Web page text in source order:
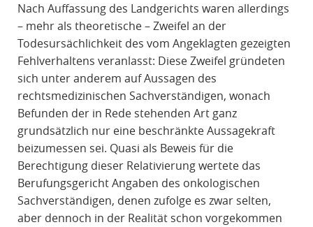
Nach Auffassung des Landgerichts waren allerdings
– mehr als theoretische – Zweifel an der
Todesursächlichkeit des vom Angeklagten gezeigten
Fehlverhaltens veranlasst: Diese Zweifel gründeten
sich unter anderem auf Aussagen des
rechtsmedizinischen Sachverständigen, wonach
Befunden der in Rede stehenden Art ganz
grundsätzlich nur eine beschränkte Aussagekraft
beizumessen sei. Quasi als Beweis für die
Berechtigung dieser Relativierung wertete das
Berufungsgericht Angaben des onkologischen
Sachverständigen, denen zufolge es zwar selten,
aber dennoch in der Realität schon vorgekommen